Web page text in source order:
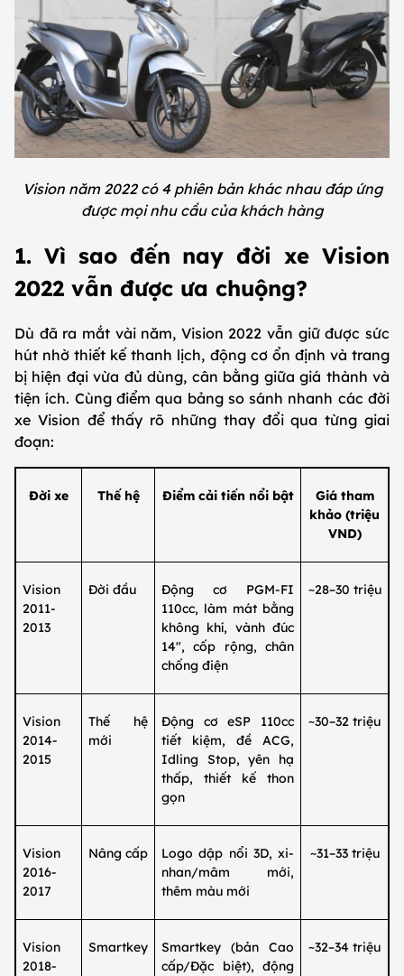
Vision năm 2022 có 4 phiên bản khác nhau đáp ứng
được mọi nhu cầu của khách hàng
1. Vì sao đến nay đời xe Vision
2022 vẫn được ưa chuộng?
Dù đã ra mắt vài năm, Vision 2022 vẫn giữ được sức
hút nhờ thiết kế thanh lịch, động cơ ổn định và trang
bị hiện đại vừa đủ dùng, cân bằng giữa giá thành và
tiện ích. Cùng điểm qua bảng so sánh nhanh các đời
xe Vision để thấy rõ những thay đổi qua từng giai
đoạn:
Đời xe Thế hệ Điểm cải tiến nổi bật
Giá tham
khảo (triệu
VND)
Vision
2011-
2013
Đời đầu
Động cơ PGM‑FI
110cc, làm mát bằng
không khí, vành đúc
14″, cốp rộng, chân
chống điện
~28–30 triệu
Vision
2014-
2015
Thế hệ
mới
Động cơ eSP 110cc
tiết kiệm, đề ACG,
Idling Stop, yên hạ
thấp, thiết kế thon
gọn
~30–32 triệu
Vision
2016-
2017
Nâng cấp
Logo dập nổi 3D, xi-
nhan/mâm mới,
thêm màu mới
~31–33 triệu
Vision
2018-
Smartkey
Smartkey (bản Cao
cấp/Đặc biệt), động
~32–34 triệu